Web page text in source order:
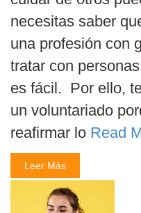
necesitas saber
una profesión con
tratar con
es fácil. Por ello,
un voluntariado
reafirmar lo Read
Leer Más